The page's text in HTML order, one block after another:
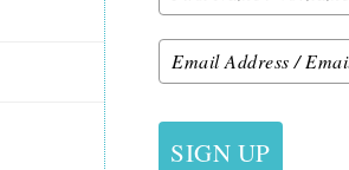
SIGN UP